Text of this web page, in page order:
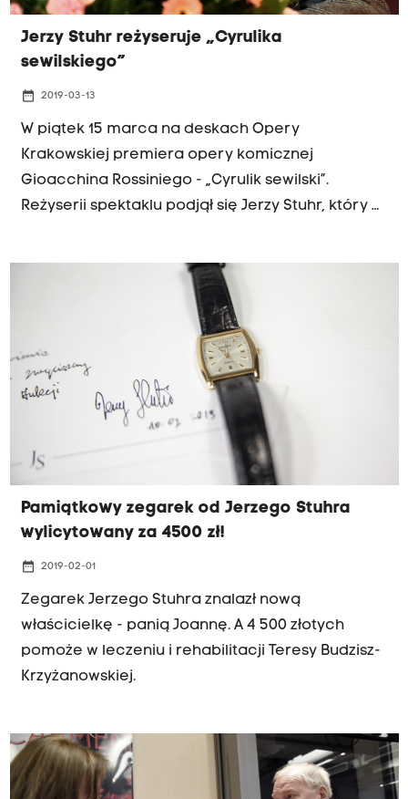
Jerzy Stuhr reżyseruje „Cyrulika
sewilskiego”
date_range 2019-03-13
W piątek 15 marca na deskach Opery
Krakowskiej premiera opery komicznej
Gioacchina Rossiniego - „Cyrulik sewilski”.
Reżyserii spektaklu podjął się Jerzy Stuhr, który w
Pamiątkowy zegarek od Jerzego Stuhra
wylicytowany za 4500 zł!
date_range 2019-02-01
Zegarek Jerzego Stuhra znalazł nową
właścicielkę - panią Joannę. A 4 500 złotych
pomoże w leczeniu i rehabilitacji Teresy Budzisz-
Krzyżanowskiej.